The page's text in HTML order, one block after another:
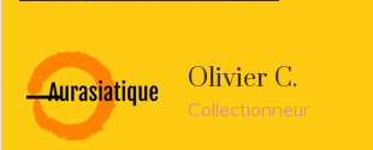
Olivier C.
Collectionneur